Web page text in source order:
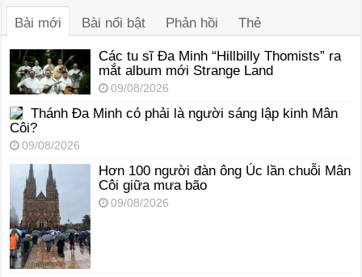
Bài mới Bài nổi bật Phản hồi Thẻ
Các tu sĩ Đa Minh “Hillbilly Thomists” ra
mắt album mới Strange Land
09/08/2026
Thánh Đa Minh có phải là người sáng lập kinh Mân
Côi?
09/08/2026
Hơn 100 người đàn ông Úc lần chuỗi Mân
Côi giữa mưa bão
09/08/2026